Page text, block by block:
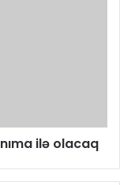
ilə olacaq